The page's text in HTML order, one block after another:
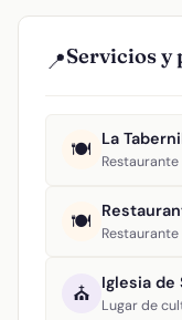
📍Servicios y
🍽️ La
Restaurante
🍽️ Restaurante
⛪ Iglesia de
Lugar de